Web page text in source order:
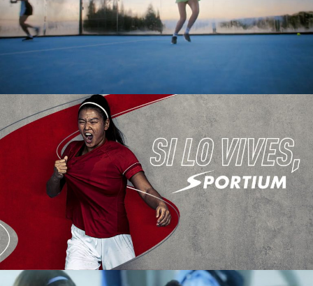
DASH STARS
SPORTIUM
SESIÓN DE FOTOS